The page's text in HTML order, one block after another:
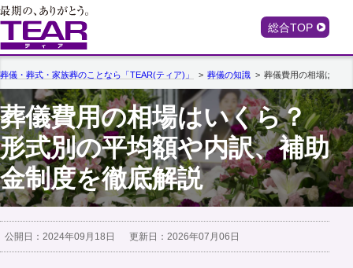
総合TOP
葬儀・葬式・家族葬のことなら「TEAR(ティア)」 葬儀の知識 葬儀費用の相場はい
葬儀費用の相場はいくら？
形式別の平均額や内訳、補助
金制度を徹底解説
公開日： 2024年09月18日 更新日： 2026年07月06日